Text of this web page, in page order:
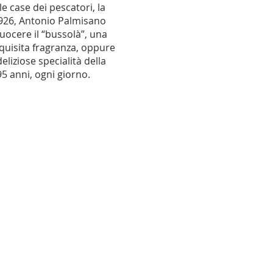
case dei pescatori, la
Antonio Palmisano
il “bussolà”, una
fragranza, oppure
specialità della
anni, ogni giorno.